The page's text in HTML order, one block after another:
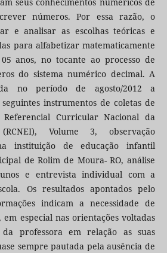
seus conhecimentos numéricos de
números. Por essa razão, o
e analisar as escolhas teóricas e
para alfabetizar matematicamente
anos, no tocante ao processo de
do sistema numérico decimal. A
no período de agosto/2012 a
instrumentos de coletas de
Curricular Nacional da
Volume 3, observação
instituição de educação infantil
de Rolim de Moura- RO, análise
e entrevista individual com a
Os resultados apontados pelo
indicam a necessidade de
em especial nas orientações voltadas
professora em relação as suas
sempre pautada pela ausência de